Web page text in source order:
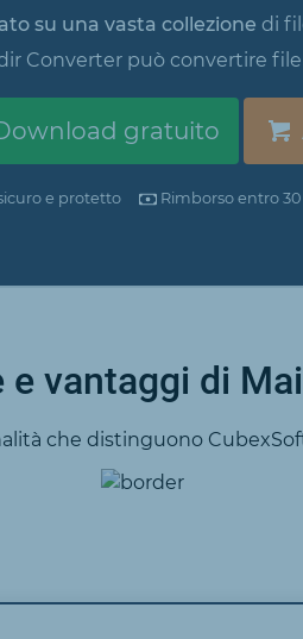
su una vasta collezione di
Converter può convertire
gratuito
sicuro e protetto Rimborso entro
vantaggi di
che distinguono